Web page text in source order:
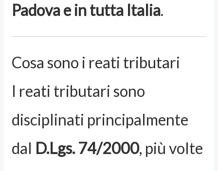
Padova e in tutta Italia.
Cosa sono i reati tributari
I reati tributari sono
disciplinati principalmente
dal D.Lgs. 74/2000, più volte